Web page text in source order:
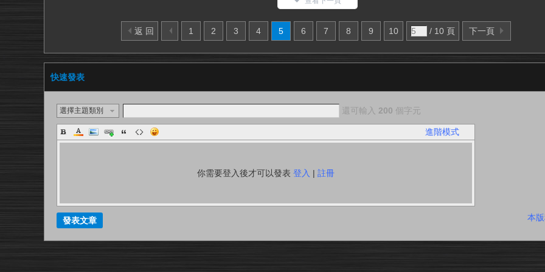
返 回 1 2 3 4 5 6 7 8 9 10 / 10 頁 下一頁
快速發表
選擇主題類別 還可輸入 200 個字元
進階模式
你需要登入後才可以發表 登入 | 註冊
本
發表文章